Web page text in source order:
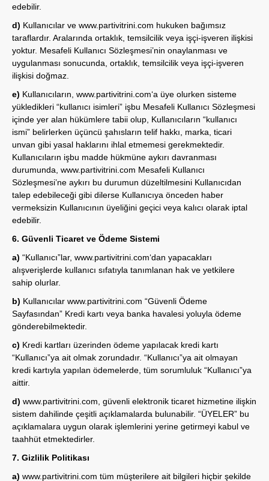
edebilir.
d) Kullanıcılar ve www.partivitrini.com hukuken bağımsız
taraflardır. Aralarında ortaklık, temsilcilik veya işçi-işveren ilişkisi
yoktur. Mesafeli Kullanıcı Sözleşmesi’nin onaylanması ve
uygulanması sonucunda, ortaklık, temsilcilik veya işçi-işveren
ilişkisi doğmaz.
e) Kullanıcıların, www.partivitrini.com‘a üye olurken sisteme
yükledikleri “kullanıcı isimleri” işbu Mesafeli Kullanıcı Sözleşmesi
içinde yer alan hükümlere tabii olup, Kullanıcıların “kullanıcı
ismi” belirlerken üçüncü şahısların telif hakkı, marka, ticari
unvan gibi yasal haklarını ihlal etmemesi gerekmektedir.
Kullanıcıların işbu madde hükmüne aykırı davranması
durumunda, www.partivitrini.com Mesafeli Kullanıcı
Sözleşmesi’ne aykırı bu durumun düzeltilmesini Kullanıcıdan
talep edebileceği gibi dilerse Kullanıcıya önceden haber
vermeksizin Kullanıcının üyeliğini geçici veya kalıcı olarak iptal
edebilir.
6. Güvenli Ticaret ve Ödeme Sistemi
a) “Kullanıcı”lar, www.partivitrini.com‘dan yapacakları
alışverişlerde kullanıcı sıfatıyla tanımlanan hak ve yetkilere
sahip olurlar.
b) Kullanıcılar www.partivitrini.com “Güvenli Ödeme
Sayfasından” Kredi kartı veya banka havalesi yoluyla ödeme
gönderebilmektedir.
c) Kredi kartları üzerinden ödeme yapılacak kredi kartı
“Kullanıcı”ya ait olmak zorundadır. “Kullanıcı”ya ait olmayan
kredi kartıyla yapılan ödemelerde, tüm sorumluluk “Kullanıcı”ya
aittir.
d) www.partivitrini.com , güvenli elektronik ticaret hizmetine ilişkin
sistem dahilinde çeşitli açıklamalarda bulunabilir. “ÜYELER” bu
açıklamalara uygun olarak işlemlerini yerine getirmeyi kabul ve
taahhüt etmektedirler.
7. Gizlilik Politikası
a) www.partivitrini.com tüm müşterilere ait bilgileri hiçbir şekilde